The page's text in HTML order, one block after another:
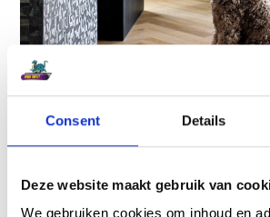
Consent Details
Deze website maakt gebruik van
We gebruiken cookies om inhoud enPVC-